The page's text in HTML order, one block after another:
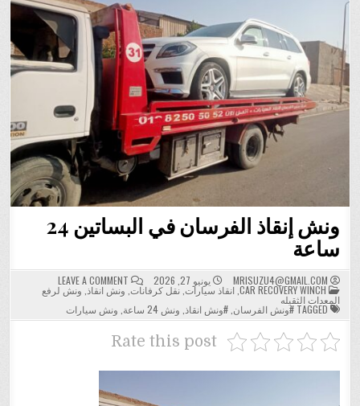
ونش إنقاذ الفرسان في البساتين 24
ساعة
MRISUZU4@GMAIL.COM يونيو 27, 2026 LEAVE A COMMENT
ON
ونش
إنقاذ
في
POSTED
IN
CAR RECOVERY WINCH
,انقاذ سيارات ,نقل كرفانات ونش انقاذ ونش لرفع
المعدات الثقيله
#ونش الفرسان ,#ونش انقاذ ونش 24 ساعة ونش سيارات
Rate this post